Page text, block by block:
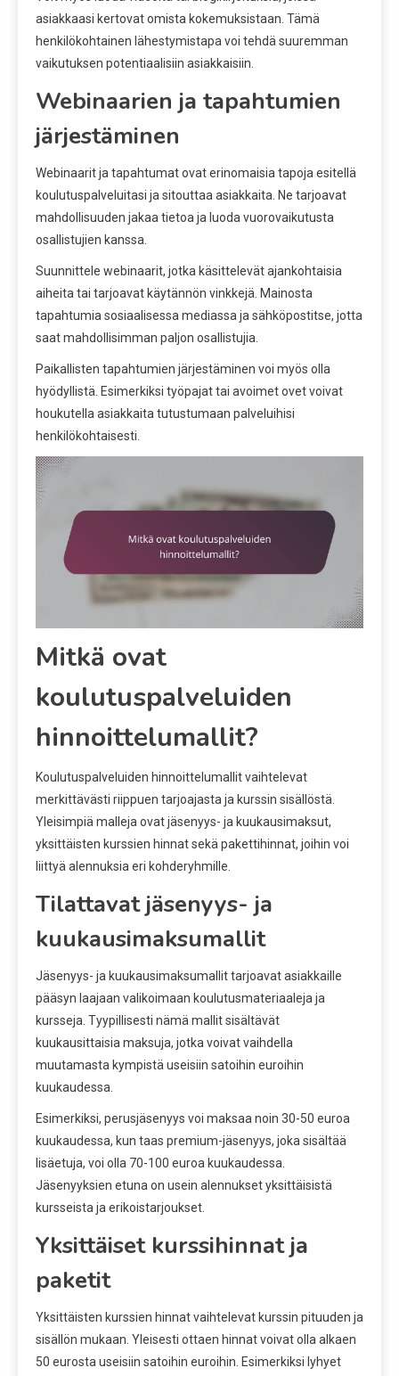
asiakkaasi kertovat omista kokemuksistaan. Tämä
henkilökohtainen lähestymistapa voi tehdä suuremman
vaikutuksen potentiaalisiin asiakkaisiin.
Webinaarien ja tapahtumien
järjestäminen
Webinaarit ja tapahtumat ovat erinomaisia tapoja esitellä
koulutuspalveluitasi ja sitouttaa asiakkaita. Ne tarjoavat
mahdollisuuden jakaa tietoa ja luoda vuorovaikutusta
osallistujien kanssa.
Suunnittele webinaarit, jotka käsittelevät ajankohtaisia
aiheita tai tarjoavat käytännön vinkkejä. Mainosta
tapahtumia sosiaalisessa mediassa ja sähköpostitse, jotta
saat mahdollisimman paljon osallistujia.
Paikallisten tapahtumien järjestäminen voi myös olla
hyödyllistä. Esimerkiksi työpajat tai avoimet ovet voivat
houkutella asiakkaita tutustumaan palveluihisi
henkilökohtaisesti.
Mitkä ovat
koulutuspalveluiden
hinnoittelumallit?
Koulutuspalveluiden hinnoittelumallit vaihtelevat
merkittävästi riippuen tarjoajasta ja kurssin sisällöstä.
Yleisimpiä malleja ovat jäsenyys- ja kuukausimaksut,
yksittäisten kurssien hinnat sekä pakettihinnat, joihin voi
liittyä alennuksia eri kohderyhmille.
Tilattavat jäsenyys- ja
kuukausimaksumallit
Jäsenyys- ja kuukausimaksumallit tarjoavat asiakkaille
pääsyn laajaan valikoimaan koulutusmateriaaleja ja
kursseja. Tyypillisesti nämä mallit sisältävät
kuukausittaisia maksuja, jotka voivat vaihdella
muutamasta kympistä useisiin satoihin euroihin
kuukaudessa.
Esimerkiksi, perusjäsenyys voi maksaa noin 30-50 euroa
kuukaudessa, kun taas premium-jäsenyys, joka sisältää
lisäetuja, voi olla 70-100 euroa kuukaudessa.
Jäsenyyksien etuna on usein alennukset yksittäisistä
kursseista ja erikoistarjoukset.
Yksittäiset kurssihinnat ja
paketit
Yksittäisten kurssien hinnat vaihtelevat kurssin pituuden ja
sisällön mukaan. Yleisesti ottaen hinnat voivat olla alkaen
50 eurosta useisiin satoihin euroihin. Esimerkiksi lyhyet